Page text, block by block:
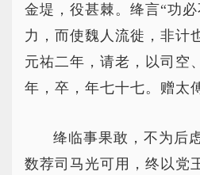
金堤，役甚棘。绛言“功
力，而使魏人流徙，非计
元祐二年，请老，以司空
年，卒，年七十七。赠太
绛临事果敢，不为后
数荐司马光可用，终以党